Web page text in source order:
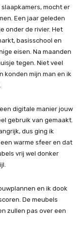
mocht er
Een jaar geleden
onder de rivier. Het
basisschool en
eisen. Na maanden
tegen. Niet veel
konden mijn man en ik
digitale manier jouw
gebruik van gemaakt.
dus ging ik
een warme sfeer en dat
vrij wel donker
en ik dook
De meubels
zullen pas over een